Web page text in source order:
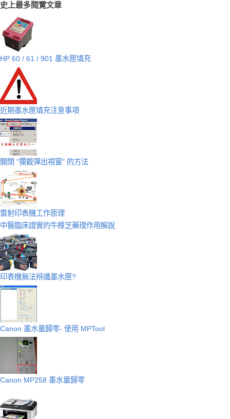
史上最多閱覽文章
HP 60 / 61 / 901 墨水匣填充
近期墨水匣填充注意事項
關閉 "攔截彈出視窗" 的方法
雷射印表機工作原理
中醫臨床證實的牛樟芝藥理作用解說
印表機無法辨識墨水匣?
Canon 墨水量歸零- 使用 MPTool
Canon MP258 墨水量歸零